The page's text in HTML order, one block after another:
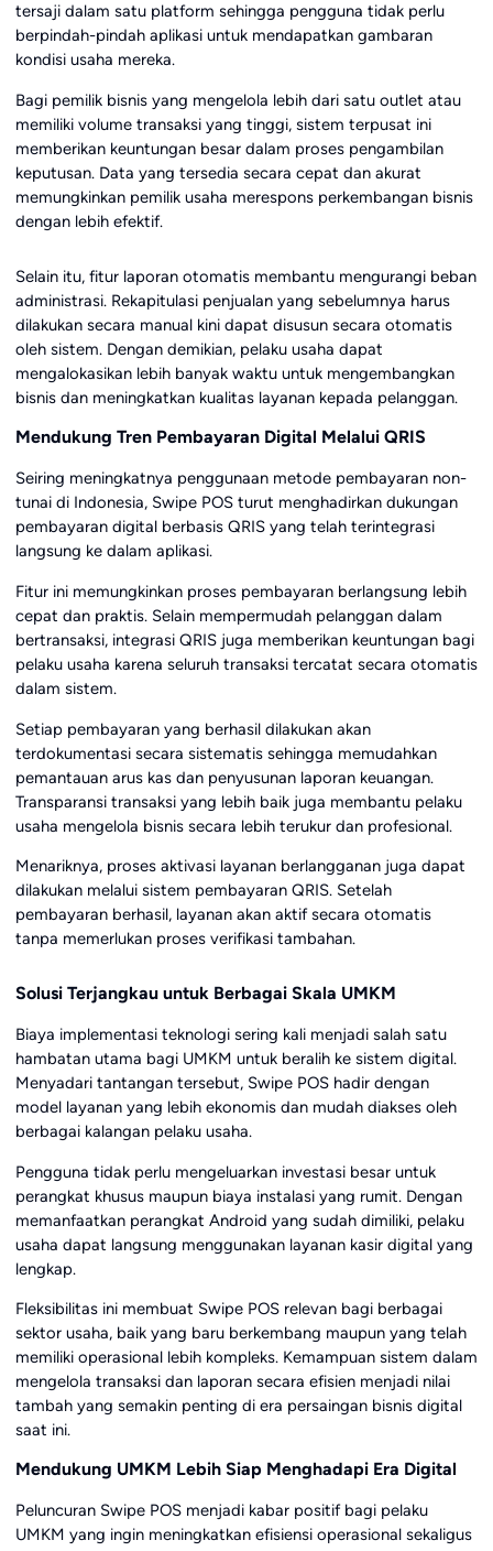
tersaji dalam satu platform sehingga pengguna tidak perlu
berpindah-pindah aplikasi untuk mendapatkan gambaran
kondisi usaha mereka.
Bagi pemilik bisnis yang mengelola lebih dari satu outlet atau
memiliki volume transaksi yang tinggi, sistem terpusat ini
memberikan keuntungan besar dalam proses pengambilan
keputusan. Data yang tersedia secara cepat dan akurat
memungkinkan pemilik usaha merespons perkembangan bisnis
dengan lebih efektif.
Selain itu, fitur laporan otomatis membantu mengurangi beban
administrasi. Rekapitulasi penjualan yang sebelumnya harus
dilakukan secara manual kini dapat disusun secara otomatis
oleh sistem. Dengan demikian, pelaku usaha dapat
mengalokasikan lebih banyak waktu untuk mengembangkan
bisnis dan meningkatkan kualitas layanan kepada pelanggan.
Mendukung Tren Pembayaran Digital Melalui QRIS
Seiring meningkatnya penggunaan metode pembayaran non-
tunai di Indonesia, Swipe POS turut menghadirkan dukungan
pembayaran digital berbasis QRIS yang telah terintegrasi
langsung ke dalam aplikasi.
Fitur ini memungkinkan proses pembayaran berlangsung lebih
cepat dan praktis. Selain mempermudah pelanggan dalam
bertransaksi, integrasi QRIS juga memberikan keuntungan bagi
pelaku usaha karena seluruh transaksi tercatat secara otomatis
dalam sistem.
Setiap pembayaran yang berhasil dilakukan akan
terdokumentasi secara sistematis sehingga memudahkan
pemantauan arus kas dan penyusunan laporan keuangan.
Transparansi transaksi yang lebih baik juga membantu pelaku
usaha mengelola bisnis secara lebih terukur dan profesional.
Menariknya, proses aktivasi layanan berlangganan juga dapat
dilakukan melalui sistem pembayaran QRIS. Setelah
pembayaran berhasil, layanan akan aktif secara otomatis
tanpa memerlukan proses verifikasi tambahan.
Solusi Terjangkau untuk Berbagai Skala UMKM
Biaya implementasi teknologi sering kali menjadi salah satu
hambatan utama bagi UMKM untuk beralih ke sistem digital.
Menyadari tantangan tersebut, Swipe POS hadir dengan
model layanan yang lebih ekonomis dan mudah diakses oleh
berbagai kalangan pelaku usaha.
Pengguna tidak perlu mengeluarkan investasi besar untuk
perangkat khusus maupun biaya instalasi yang rumit. Dengan
memanfaatkan perangkat Android yang sudah dimiliki, pelaku
usaha dapat langsung menggunakan layanan kasir digital yang
lengkap.
Fleksibilitas ini membuat Swipe POS relevan bagi berbagai
sektor usaha, baik yang baru berkembang maupun yang telah
memiliki operasional lebih kompleks. Kemampuan sistem dalam
mengelola transaksi dan laporan secara efisien menjadi nilai
tambah yang semakin penting di era persaingan bisnis digital
saat ini.
Mendukung UMKM Lebih Siap Menghadapi Era Digital
Peluncuran Swipe POS menjadi kabar positif bagi pelaku
UMKM yang ingin meningkatkan efisiensi operasional sekaligus